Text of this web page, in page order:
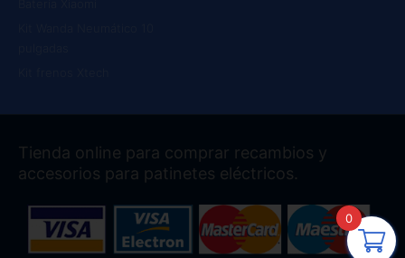
Tienda online para comprar recambios y
accesorios para patinetes eléctricos.
0